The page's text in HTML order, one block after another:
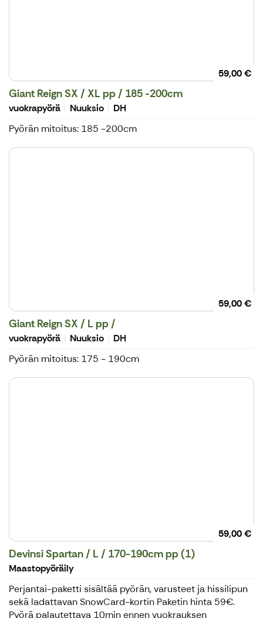
59,00 €
Giant Reign SX / XL pp / 185 -200cm
vuokrapyörä Nuuksio
DH
Pyörän mitoitus: 185 -200cm
59,00 €
Giant Reign SX / L pp /
vuokrapyörä Nuuksio
DH
Pyörän mitoitus: 175 - 190cm
59,00 €
Devinsi Spartan / L / 170-190cm pp (1)
Maastopyöräily
Perjantai-paketti sisältää pyörän, varusteet ja hissilipun
sekä ladattavan SnowCard-kortin Paketin hinta 59€.
Pyörä palautettava 10min ennen vuokrauksen